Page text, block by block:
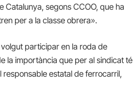
segons CCOO, que ha
per a la classe obrera».
participar en la roda de
la importància que per al sindicat té
estatal de ferrocarril,